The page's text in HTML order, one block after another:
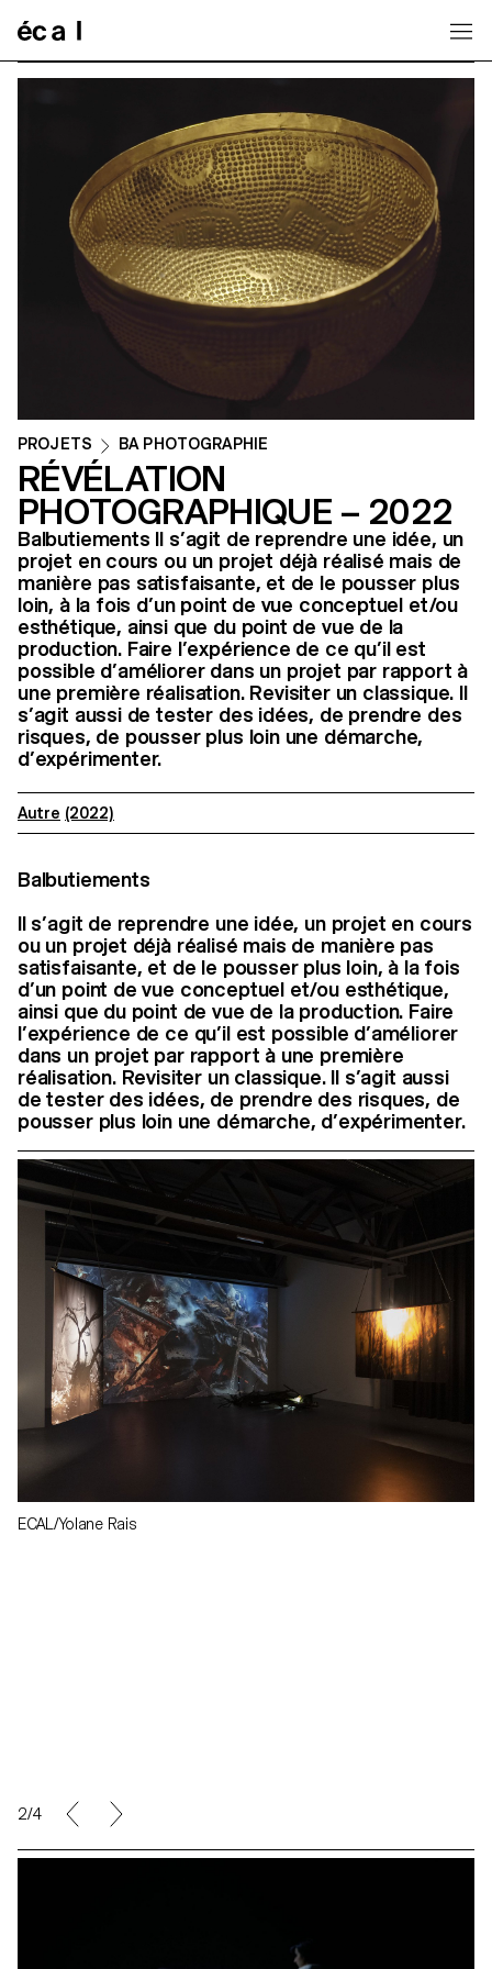
PROJETS BA PHOTOGRAPHIE
RÉVÉLATION
PHOTOGRAPHIQUE – 2022
Balbutiements Il s’agit de reprendre une idée, un
projet en cours ou un projet déjà réalisé mais de
manière pas satisfaisante, et de le pousser plus
loin, à la fois d’un point de vue conceptuel et/ou
esthétique, ainsi que du point de vue de la
production. Faire l’expérience de ce qu’il est
possible d’améliorer dans un projet par rapport à
une première réalisation. Revisiter un classique. Il
s’agit aussi de tester des idées, de prendre des
risques, de pousser plus loin une démarche,
d’expérimenter.
Autre (2022)
Balbutiements
Il s’agit de reprendre une idée, un projet en cours
ou un projet déjà réalisé mais de manière pas
satisfaisante, et de le pousser plus loin, à la fois
d’un point de vue conceptuel et/ou esthétique,
ainsi que du point de vue de la production. Faire
l’expérience de ce qu’il est possible d’améliorer
dans un projet par rapport à une première
réalisation. Revisiter un classique. Il s’agit aussi
de tester des idées, de prendre des risques, de
pousser plus loin une démarche, d’expérimenter.
ECAL/Yolane Rais
2/4